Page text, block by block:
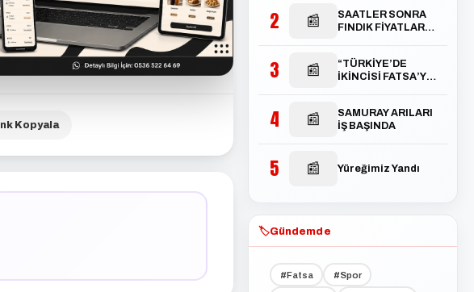
Kopyala
2 📰
SAATLER SONRA
FINDIK FİYATLARI
3 📰
“TÜRKİYE’DE
İKİNCİSİ FATSA’YA
4 📰
SAMURAY ARILARI
İŞ BAŞINDA
5 📰 Yüreğimiz Yandı
🏷️Gündemde
#Fatsa #Spor